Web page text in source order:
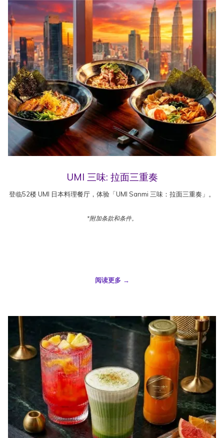
UMI 三味: 拉面三重奏
登临52楼 UMI 日本料理餐厅，体验「UMI Sanmi 三味：拉面三重奏」。
*附加条款和条件。
阅读更多